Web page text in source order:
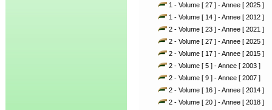
1 - Volume [ 27 ] - Annee [ 2025 ]
1 - Volume [ 14 ] - Annee [ 2012 ]
2 - Volume [ 23 ] - Annee [ 2021 ]
2 - Volume [ 27 ] - Annee [ 2025 ]
2 - Volume [ 17 ] - Annee [ 2015 ]
2 - Volume [ 5 ] - Annee [ 2003 ]
2 - Volume [ 9 ] - Annee [ 2007 ]
2 - Volume [ 16 ] - Annee [ 2014 ]
2 - Volume [ 20 ] - Annee [ 2018 ]